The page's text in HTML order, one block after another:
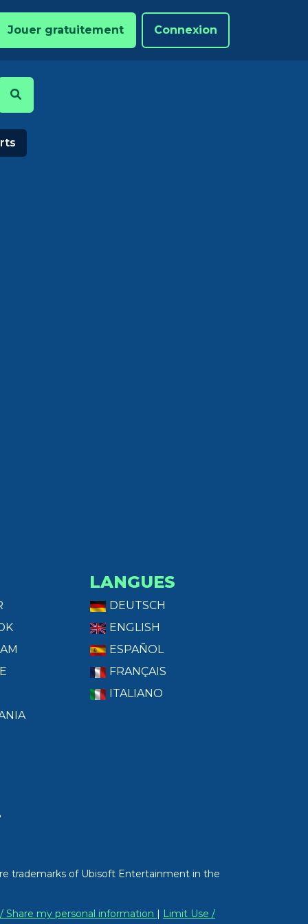
Jouer gratuitement Connexion
LANGUES
DEUTSCH
ENGLISH
ESPAÑOL
FRANÇAIS
ITALIANO
trademarks of Ubisoft Entertainment in the
Share my personal information | Limit Use /